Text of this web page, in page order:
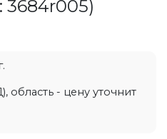
3684r005)
область - цену уточнит